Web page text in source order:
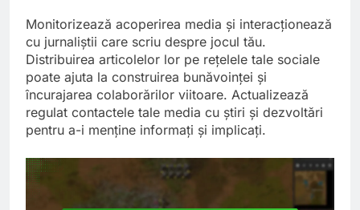
Monitorizează acoperirea media și interacționează
cu jurnaliștii care scriu despre jocul tău.
Distribuirea articolelor lor pe rețelele tale sociale
poate ajuta la construirea bunăvoinței și
încurajarea colaborărilor viitoare. Actualizează
regulat contactele tale media cu știri și dezvoltări
pentru a-i menține informați și implicați.